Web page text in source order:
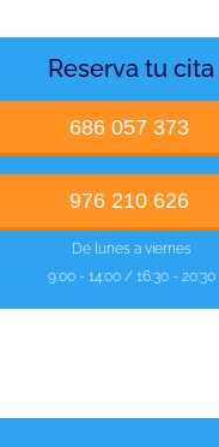
Reserva tu cita
686 057 373
976 210 626
De lunes a viernes
9:00 - 14:00 / 16:30 - 20:30